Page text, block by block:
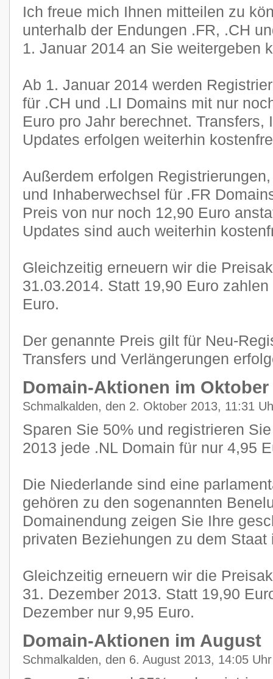
Ich freue mich Ihnen mitteilen zu
unterhalb der Endungen .FR, .CH
1. Januar 2014 an Sie weitergeben
Ab 1. Januar 2014 werden
für .CH und .LI Domains mit nur
Euro pro Jahr berechnet. Transfers,
Updates erfolgen weiterhin
Außerdem erfolgen
und Inhaberwechsel für .FR
Preis von nur noch 12,90 Euro
Updates sind auch weiterhin
Gleichzeitig erneuern wir die
31.03.2014. Statt 19,90 Euro
Euro.
Der genannte Preis gilt für Neu-
Transfers und Verlängerungen
Domain-Aktionen im Oktober
Schmalkalden, den 2. Oktober 2013, 11:31
Sparen Sie 50% und registrieren
2013 jede .NL Domain für nur 4,95
Die Niederlande sind eine
gehören zu den sogenannten
Domainendung zeigen Sie Ihre
privaten Beziehungen zu dem Staat
Gleichzeitig erneuern wir die
31. Dezember 2013. Statt 19,90
Dezember nur 9,95 Euro.
Domain-Aktionen im August
Schmalkalden, den 6. August 2013, 14:05 Uhr